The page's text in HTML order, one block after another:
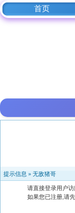
首页
提示信息 » 无敌猪哥
请直接登录用户
如果您已注册,请